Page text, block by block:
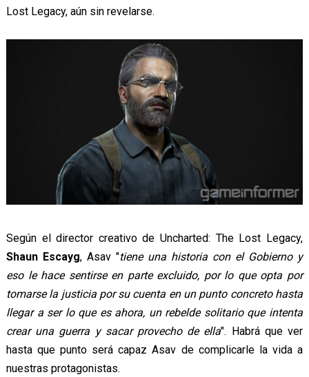
Lost Legacy, aún sin revelarse.
Según el director creativo de Uncharted: The Lost Legacy,
Shaun Escayg, Asav "tiene una historia con el Gobierno y
eso le hace sentirse en parte excluido, por lo que opta por
tomarse la justicia por su cuenta en un punto concreto hasta
llegar a ser lo que es ahora, un rebelde solitario que intenta
crear una guerra y sacar provecho de ella". Habrá que ver
hasta que punto será capaz Asav de complicarle la vida a
nuestras protagonistas.